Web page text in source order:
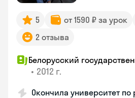
5 от 1590 ₽ за урок
2 отзыва
Белорусский
• 2012 г.
Окончила университет по